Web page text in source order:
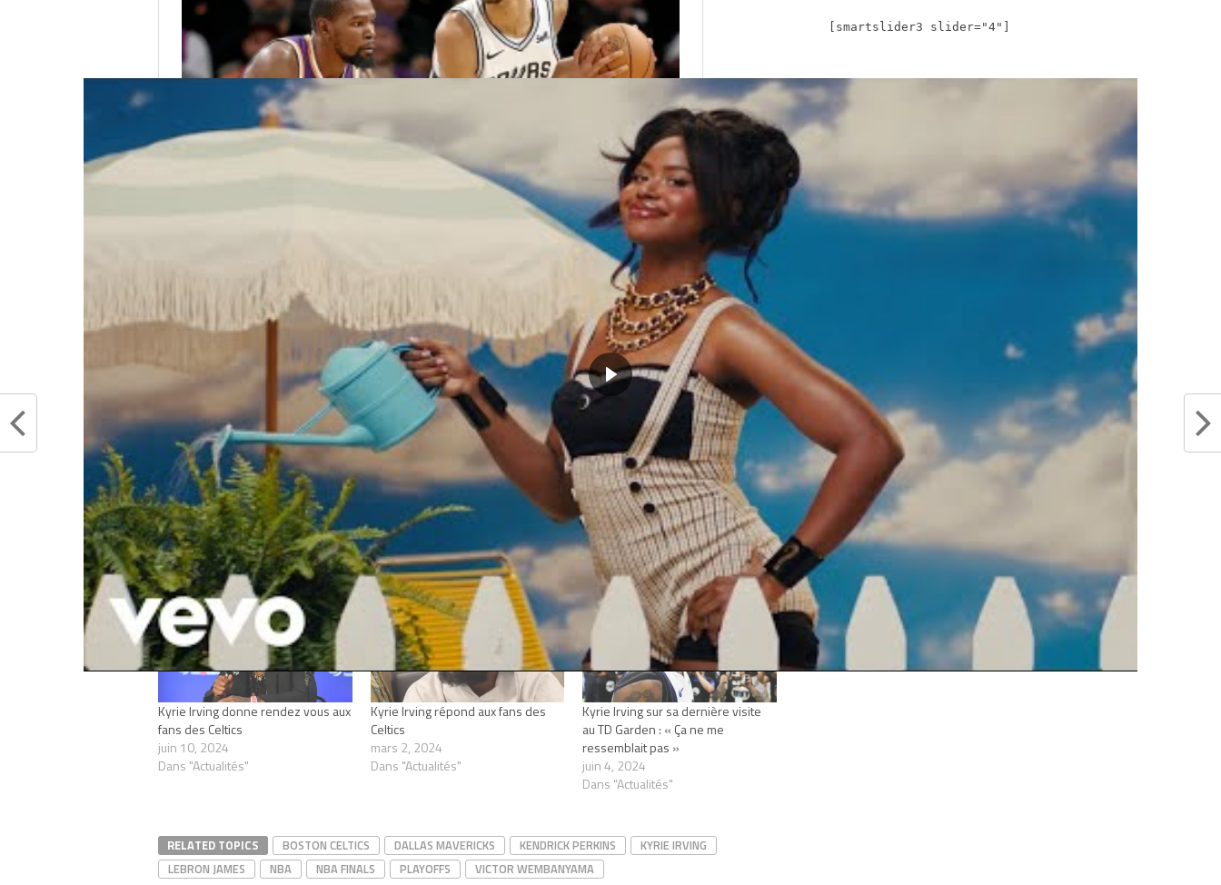
Partager :
Articles similaires
Kyrie Irving donne rendez vous aux
fans des Celtics
juin 10, 2024
Dans "Actualités"
Kyrie Irving répond aux fans des
Celtics
mars 2, 2024
Dans "Actualités"
Kyrie Irving sur sa dernière visite
au TD Garden : « Ça ne me
ressemblait pas »
juin 4, 2024
Dans "Actualités"
RELATED TOPICS BOSTON CELTICS DALLAS MAVERICKS KENDRICK PERKINS
KYRIE IRVING
LEBRON JAMES
NBA NBA FINALS PLAYOFFS VICTOR WEMBANYAMA
[smartslider3 slider="4"]